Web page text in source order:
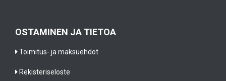
OSTAMINEN JA TIETOA
Toimitus- ja maksuehdot
Rekisteriseloste